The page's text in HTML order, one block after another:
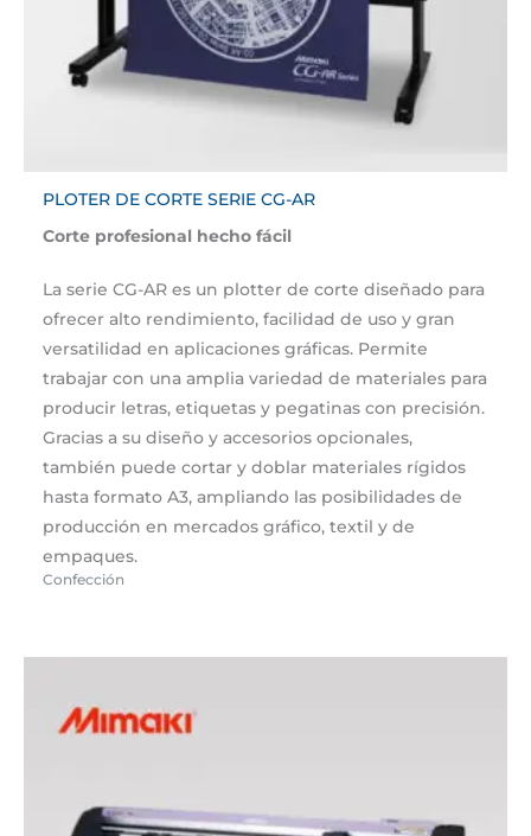
PLOTER DE CORTE SERIE CG-AR
Corte profesional hecho fácil
La serie CG-AR es un plotter de corte diseñado para
ofrecer alto rendimiento, facilidad de uso y gran
versatilidad en aplicaciones gráficas. Permite
trabajar con una amplia variedad de materiales para
producir letras, etiquetas y pegatinas con precisión.
Gracias a su diseño y accesorios opcionales,
también puede cortar y doblar materiales rígidos
hasta formato A3, ampliando las posibilidades de
producción en mercados gráfico, textil y de
empaques.
Confección